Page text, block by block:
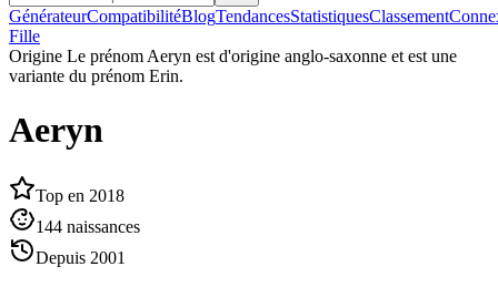
GénérateurCompatibilitéBlogTendancesStatistiquesClassement
Fille
Origine Le prénom Aeryn est d'origine anglo-saxonne et est une
variante du prénom Erin.
Aeryn
Top en 2018
144 naissances
Depuis 2001